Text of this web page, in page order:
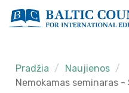
Pradžia
Naujienos
Nemokamas seminaras